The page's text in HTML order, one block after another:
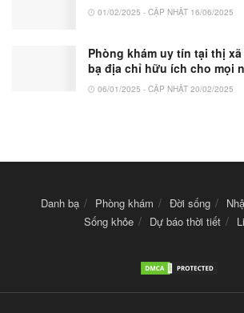
01/02/2025 - CẬP NHẬT 16/06/2025
Phòng khám uy tín tại thị
bạ địa chỉ hữu ích cho mọi
06/01/2025 - CẬP NHẬT 20/02/2025
Danh bạ Phòng khám Đời sống
Sống khỏe
Dự báo thời tiết